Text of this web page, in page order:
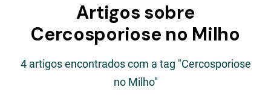
Artigos sobre
Cercosporiose no Milho
4 artigos encontrados com a tag "Cercosporiose
no Milho"